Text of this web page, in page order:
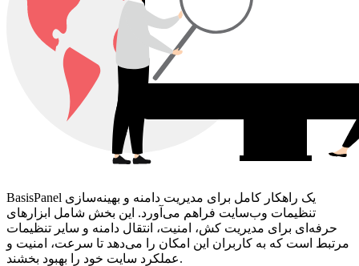
BasisPanel یک راهکار کامل برای مدیریت دامنه و بهینه‌سازی
تنظیمات وب‌سایت فراهم می‌آورد. این بخش شامل ابزارهای
حرفه‌ای برای مدیریت کش، امنیت، انتقال دامنه و سایر تنظیمات
مرتبط است که به کاربران این امکان را می‌دهد تا سرعت، امنیت و
عملکرد سایت خود را بهبود بخشند.